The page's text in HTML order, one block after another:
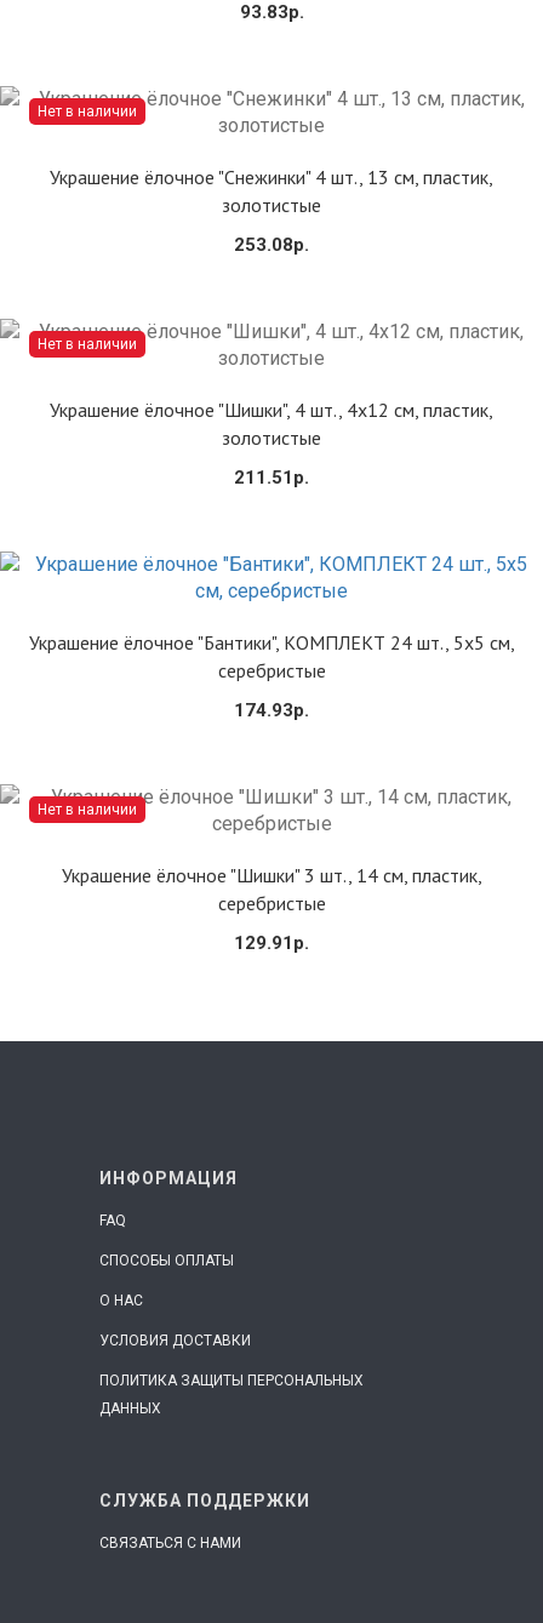
93.83р.
Нет в наличии
Сообщить
Украшение ёлочное "Снежинки" 4 шт., 13 см, пластик,
золотистые
253.08р.
Нет в наличии
Сообщить
Украшение ёлочное "Шишки", 4 шт., 4х12 см, пластик,
золотистые
211.51р.
Купить
Украшение ёлочное "Бантики", КОМПЛЕКТ 24 шт., 5х5 см,
серебристые
174.93р.
Нет в наличии
Сообщить
Украшение ёлочное "Шишки" 3 шт., 14 см, пластик,
серебристые
129.91р.
ИНФОРМАЦИЯ
FAQ
СПОСОБЫ ОПЛАТЫ
О НАС
УСЛОВИЯ ДОСТАВКИ
ПОЛИТИКА ЗАЩИТЫ ПЕРСОНАЛЬНЫХ
ДАННЫХ
СЛУЖБА ПОДДЕРЖКИ
СВЯЗАТЬСЯ С НАМИ